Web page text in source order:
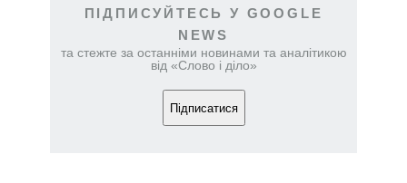
ПІДПИСУЙТЕСЬ У GOOGLE
NEWS
та стежте за останніми новинами та аналітикою
від «Слово і діло»
Підписатися